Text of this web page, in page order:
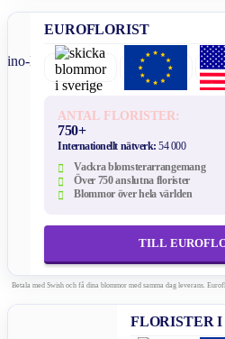
EUROFLORIST
ANTAL FLORISTER:
750+
Internationellt nätverk:54 000
Vackra blomsterarrangemang
Över 750 anslutna florister
Blommor över hela världen
TILL
Betala med Swish och få dina blommor med samma dag leverans.
FLORISTER I